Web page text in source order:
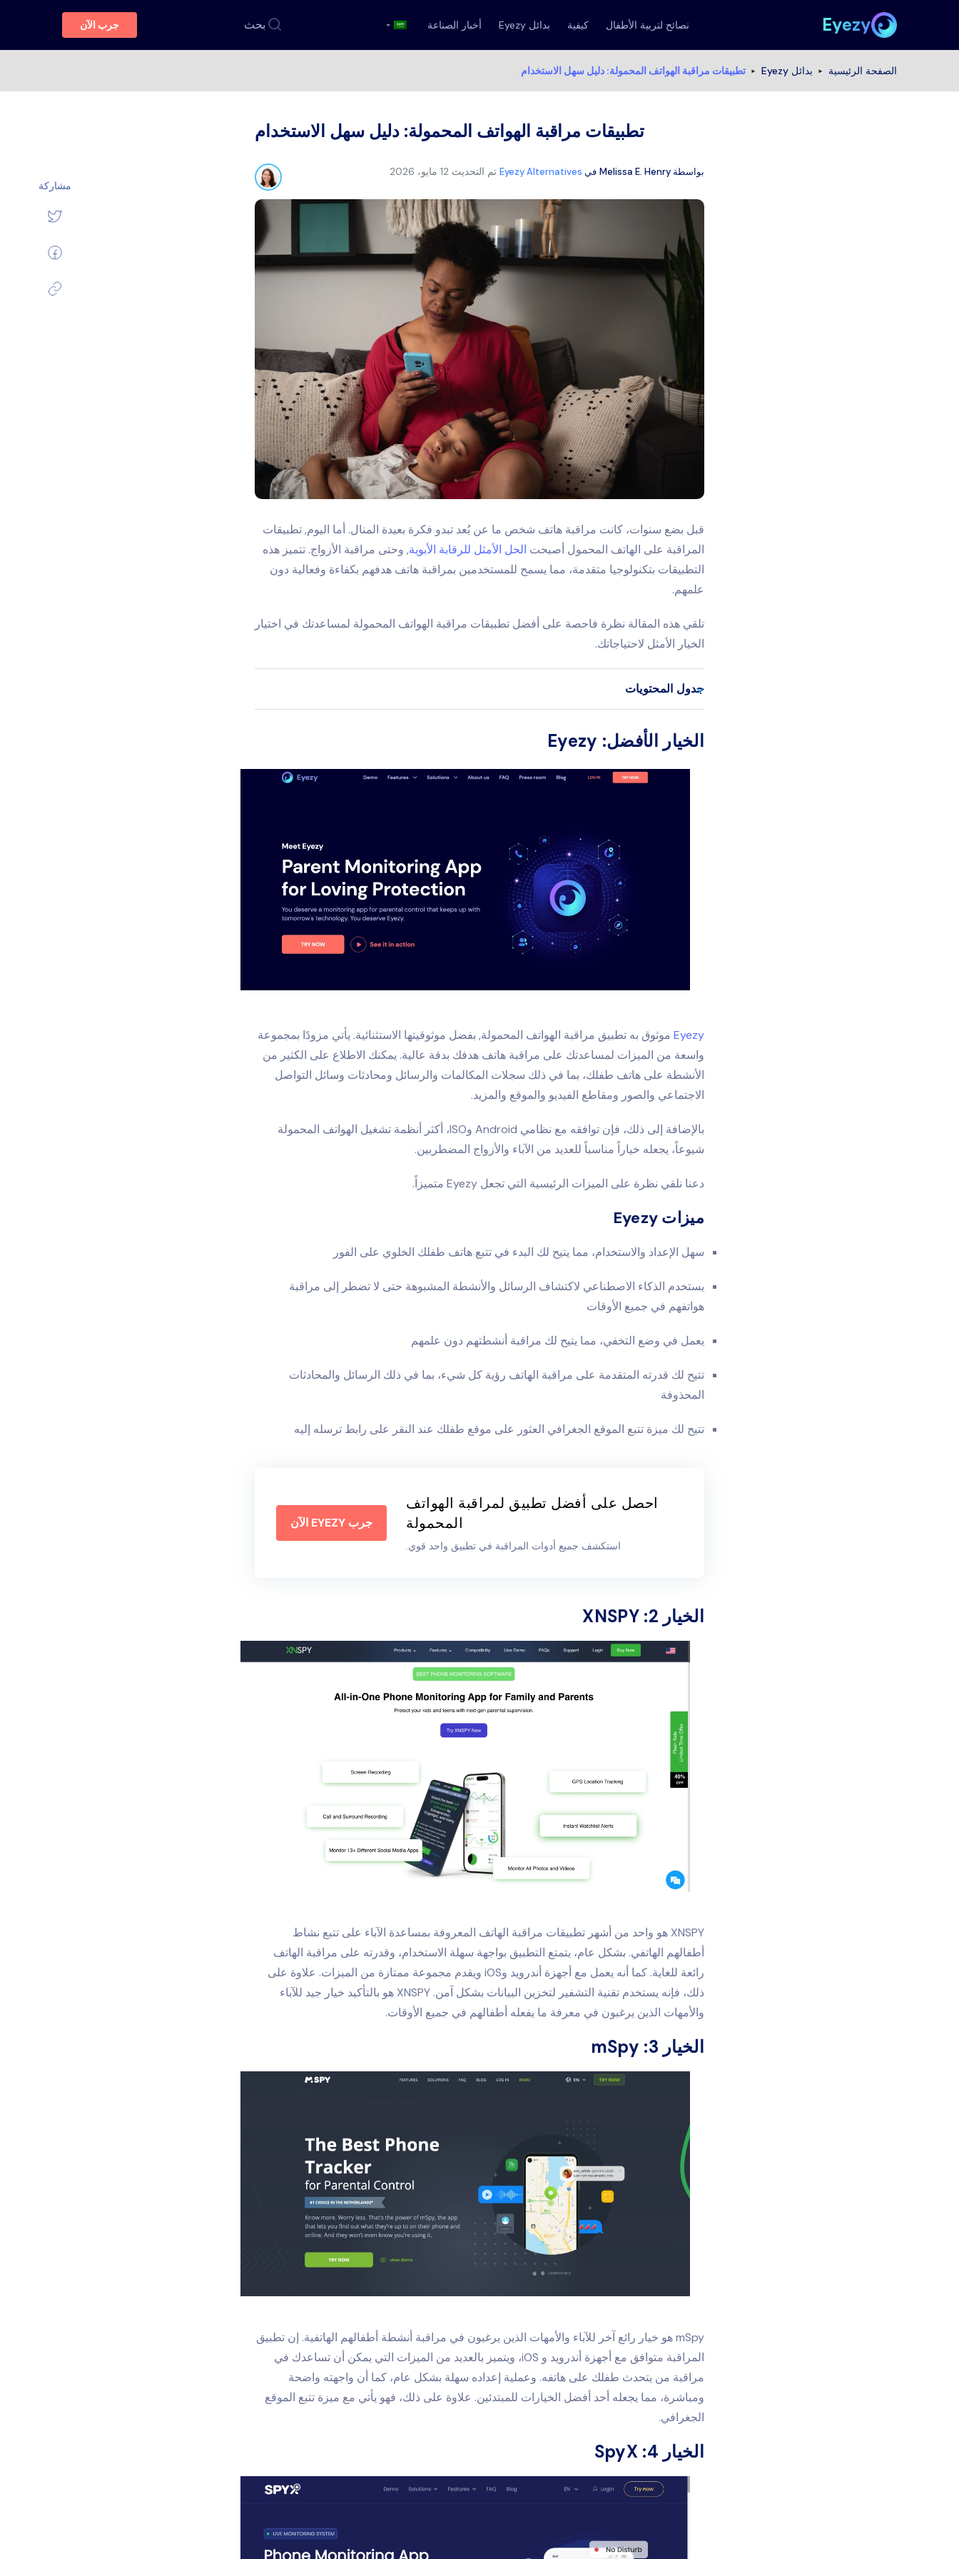
Eyezy نصائح لتربية الأطفال كيفية بدائل Eyezy أخبار الصناعة بحث جرب الآن
الصفحة الرئيسية بدائل Eyezy تطبيقات مراقبة الهواتف المحمولة: دليل سهل الاستخدام
تطبيقات مراقبة الهواتف المحمولة: دليل سهل الاستخدام
بواسطة Melissa E. Henry في Eyezy Alternatives تم التحديث
قبل بضع سنوات، كانت مراقبة هاتف شخص ما عن بُعد تبدو فكرة بعيدة المنال. أما اليوم,تطبيقات
المراقبة على الهاتف المحمول أصبحت الحل الأمثل للرقابة الأبوية, وحتى مراقبة الأزواج. تتميز هذه
التطبيقات بتكنولوجيا متقدمة، مما يسمح للمستخدمين بمراقبة هاتف هدفهم بكفاءة وفعالية دون
علمهم.
تلقي هذه المقالة نظرة فاحصة على أفضل تطبيقات مراقبة الهواتف المحمولة لمساعدتك في اختيار
الخيار الأمثل لاحتياجاتك.
جدول المحتويات
الخيار الأفضل: Eyezy
Eyezy موثوق به تطبيق مراقبة الهواتف المحمولة, بفضل موثوقيتها الاستثنائية. يأتي مزودًا بمجموعة
واسعة من الميزات لمساعدتك على مراقبة هاتف هدفك بدقة عالية. يمكنك الاطلاع على الكثير من
الأنشطة على هاتف طفلك، بما في ذلك سجلات المكالمات والرسائل ومحادثات وسائل التواصل
الاجتماعي والصور ومقاطع الفيديو والموقع والمزيد.
بالإضافة إلى ذلك، فإن توافقه مع نظامي Android وISO، أكثر أنظمة تشغيل الهواتف المحمولة
شيوعاً، يجعله خياراً مناسباً للعديد من الآباء والأزواج المضطربين.
دعنا نلقي نظرة على الميزات الرئيسية التي تجعل Eyezy متميزاً.
ميزات Eyezy
سهل الإعداد والاستخدام، مما يتيح لك البدء في تتبع هاتف طفلك الخلوي على الفور
يستخدم الذكاء الاصطناعي لاكتشاف الرسائل والأنشطة المشبوهة حتى لا تضطر إلى مراقبة
هواتفهم في جميع الأوقات
يعمل في وضع التخفي، مما يتيح لك مراقبة أنشطتهم دون علمهم
تتيح لك قدرته المتقدمة على مراقبة الهاتف رؤية كل شيء، بما في ذلك الرسائل والمحادثات
المحذوفة
تتيح لك ميزة تتبع الموقع الجغرافي العثور على موقع طفلك عند النقر على رابط ترسله إليه
احصل على أفضل تطبيق لمراقبة الهواتف
المحمولة
استكشف جميع أدوات المراقبة في تطبيق واحد قوي.
جرب EYEZY الآن
الخيار 2: XNSPY
XNSPY هو واحد من أشهر تطبيقات مراقبة الهاتف المعروفة بمساعدة الآباء على تتبع نشاط
أطفالهم الهاتفي. بشكل عام، يتمتع التطبيق بواجهة سهلة الاستخدام، وقدرته على مراقبة الهاتف
رائعة للغاية. كما أنه يعمل مع أجهزة أندرويد وiOS ويقدم مجموعة ممتازة من الميزات. علاوة على
ذلك، فإنه يستخدم تقنية التشفير لتخزين البيانات بشكل آمن. XNSPY هو بالتأكيد خيار جيد للآباء
والأمهات الذين يرغبون في معرفة ما يفعله أطفالهم في جميع الأوقات.
الخيار 3: mSpy
mSpy هو خيار رائع آخر للآباء والأمهات الذين يرغبون في مراقبة أنشطة أطفالهم الهاتفية. إن
تطبيق
المراقبة
متوافق مع أجهزة أندرويد و iOS، ويتميز بالعديد من الميزات التي يمكن أن تساعدك في
مراقبة من يتحدث طفلك على هاتفه. وعملية إعداده سهلة بشكل عام، كما أن واجهته واضحة
ومباشرة، مما يجعله أحد أفضل الخيارات للمبتدئين. علاوة على ذلك، فهو يأتي مع ميزة تتبع الموقع
الجغرافي.
الخيار 4: SpyX
مشاركة